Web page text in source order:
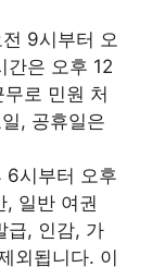
9시부터 오
간은 오후 12
로 민원 처
, 공휴일은
6시부터 오후
, 일반 여권
급, 인감, 가
외됩니다. 이